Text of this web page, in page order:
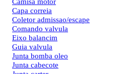
Camisa motor
Capa correia
Coletor admissao/escape
Comando valvula
Eixo balancim
Guia valvula
Junta bomba oleo
Junta cabecote